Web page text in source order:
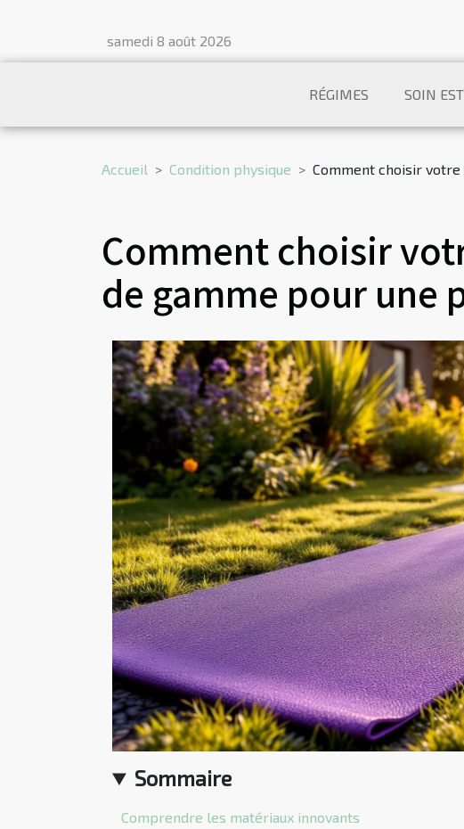
samedi 8 août 2026
RÉGIMES SOIN
Accueil Condition physique Comment choisir
Comment choisir
de gamme pour une
Sommaire
Comprendre les matériaux innovants